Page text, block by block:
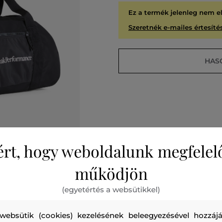
Ez a termék jelenleg nem
Szeretnék e-mailes
hogy weboldalunk
működjön
(egyetértés a websütikkel)
(cookies) kezelésének beleegyezésével